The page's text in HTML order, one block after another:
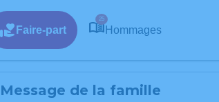
Faire-part
25
Hommages
Message de la famille